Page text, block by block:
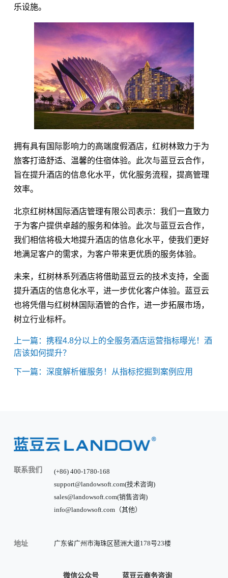
乐设施。
拥有具有国际影响力的高端度假酒店，红树林致力于为
旅客打造舒适、温馨的住宿体验。此次与蓝豆云合作，
旨在提升酒店的信息化水平，优化服务流程，提高管理
效率。
北京红树林国际酒店管理有限公司表示：我们一直致力
于为客户提供卓越的服务和体验。此次与蓝豆云合作，
我们相信将极大地提升酒店的信息化水平，使我们更好
地满足客户的需求，为客户带来更优质的服务体验。
未来，红树林系列酒店将借助蓝豆云的技术支持，全面
提升酒店的信息化水平，进一步优化客户体验。蓝豆云
也将凭借与红树林国际酒管的合作，进一步拓展市场，
树立行业标杆。
上一篇：携程4.8分以上的全服务酒店运营指标曝光！酒
店该如何提升？
下一篇：深度解析催服务！从指标挖掘到案例应用
联系我们
(+86) 400-1780-168
support@landowsoft.com(技术咨询)
sales@landowsoft.com(销售咨询)
info@landowsoft.com（其他）
地址 广东省广州市海珠区琶洲大道178号23楼
微信公众号 蓝豆云商务咨询